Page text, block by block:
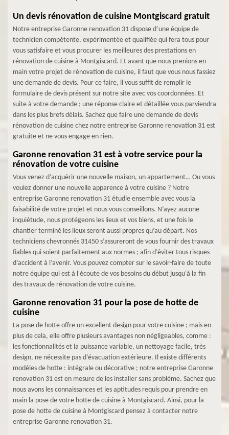
Un devis rénovation de cuisine Montgiscard gratuit
Notre entreprise Garonne renovation 31 dispose d’une équipe de
technicien compétente, expérimentée et qualifiée qui fera tous pour
vous satisfaire et vous procurer les meilleures des prestations en
rénovation de cuisine à Montgiscard. Et avant que nous prenions en
main votre projet de rénovation de cuisine, il faut que vous nous fassiez
une demande de devis. Pour ce faire, il vous suffit de remplir le
formulaire de devis présent sur notre site avec vos coordonnées. Et
suite à votre demande ; une réponse claire et détaillée vous parviendra
dans les plus brefs délais. Sachez que faire une demande de devis
rénovation de cuisine chez notre entreprise Garonne renovation 31 est
gratuite et ne vous engage en rien.
Garonne renovation 31 est à votre service pour la
rénovation de votre cuisine
Vous venez d’acquérir une nouvelle maison, un appartement… Ou vous
voulez donner une nouvelle apparence à votre cuisine ? Notre
entreprise Garonne renovation 31 étudie ensemble avec vous la
faisabilité de votre projet et nous vous conseillons. N’ayez aucune
inquiétude, nous protégeons les lieux et vos biens, et une fois le
chantier terminé les lieux seront aussi propres qu’au départ. Nos
techniciens chevronnés 31450 s’assureront de vous fournir des travaux
fiables qui soient parfaitement aux normes ; afin d’éviter tous risques
d’accident à l’avenir. Vous pouvez compter sur le savoir-faire de toute
notre équipe qui est à l'écoute de vos besoins du début jusqu'à la fin
des travaux de rénovation de votre cuisine.
Garonne renovation 31 pour la pose de hotte de
cuisine
La pose de hotte offre un excellent design pour votre cuisine ; mais en
plus de cela, elle offre plusieurs avantages non négligeables, comme :
les fonctionnalités et la puissance variable, un nettoyage facile, très
design, ne nécessite pas d’évacuation extérieure. Il existe différents
modèles de hotte : intégrale ou décorative ; notre entreprise Garonne
renovation 31 est en mesure de les installer sans problème. Sachez que
nous avons les connaissances et les aptitudes requis pour prendre en
main la pose de votre hotte de cuisine à Montgiscard. Ainsi, pour la
pose de hotte de cuisine à Montgiscard pensez à contacter notre
entreprise Garonne renovation 31.